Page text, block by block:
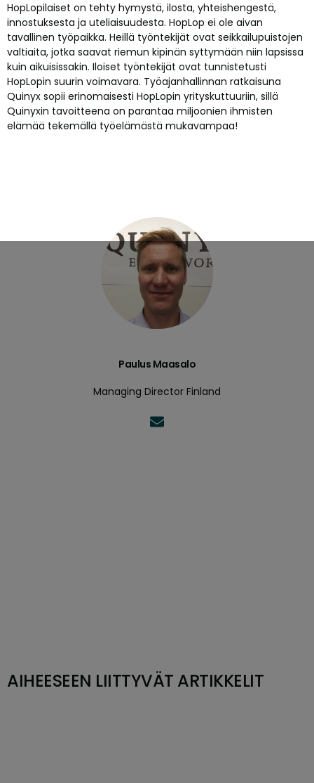
HopLopilaiset on tehty hymystä, ilosta, yhteishengestä,
innostuksesta ja uteliaisuudesta. HopLop ei ole aivan
tavallinen työpaikka. Heillä työntekijät ovat seikkailupuistojen
valtiaita, jotka saavat riemun kipinän syttymään niin lapsissa
kuin aikuisissakin. Iloiset työntekijät ovat tunnistetusti
HopLopin suurin voimavara. Työajanhallinnan ratkaisuna
Quinyx sopii erinomaisesti HopLopin yrityskuttuuriin, sillä
Quinyxin tavoitteena on parantaa miljoonien ihmisten
elämää tekemällä työelämästä mukavampaa!
Paulus Maasalo
Managing Director Finland
AIHEESEEN LIITTYVÄT ARTIKKELIT